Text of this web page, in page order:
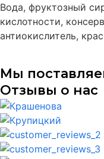
Вода, фруктозный
кислотности,
антиокислитель,
Мы
Отзывы о нас